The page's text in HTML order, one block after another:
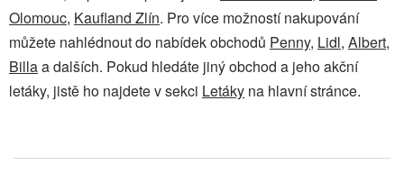
Olomouc, Kaufland Zlín. Pro více možností nakupování
můžete nahlédnout do nabídek obchodů Penny, Lidl, Albert,
Billaa dalších. Pokud hledáte jiný obchod a jeho akční
letáky, jistě ho najdete v sekci Letáky na hlavní stránce.